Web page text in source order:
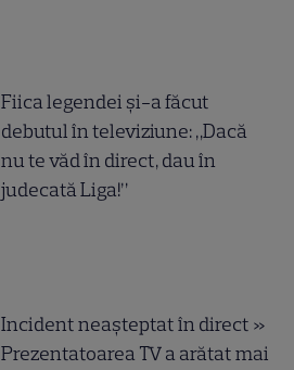
Fiica legendei și-a făcut
debutul în televiziune: „Dacă
nu te văd în direct, dau în
judecată Liga!”
Incident neașteptat în direct »
Prezentatoarea TV a arătat mai